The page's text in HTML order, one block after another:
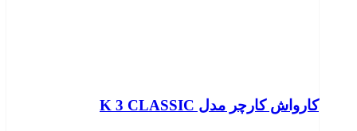
کارواش کارچر مدل K 3 CLASSIC